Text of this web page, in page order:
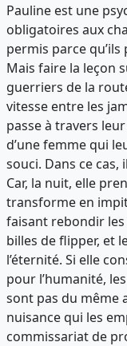
Pauline est une
obligatoires aux
permis parce
Mais faire la leçon
guerriers de la
vitesse entre les
passe à travers
d’une femme qui
souci. Dans ce cas,
Car, la nuit, elle
transforme en
faisant rebondir
billes de flipper, et
l’éternité. Si elle
pour l’humanité,
sont pas du même
nuisance qui les
commissariat de